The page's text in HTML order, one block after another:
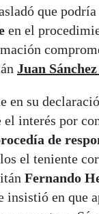
que
en el
Juan Sánchez
en su
el interés por
de
el teniente
Fernando
insistió en que